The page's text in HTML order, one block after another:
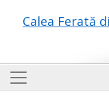
Calea Ferată